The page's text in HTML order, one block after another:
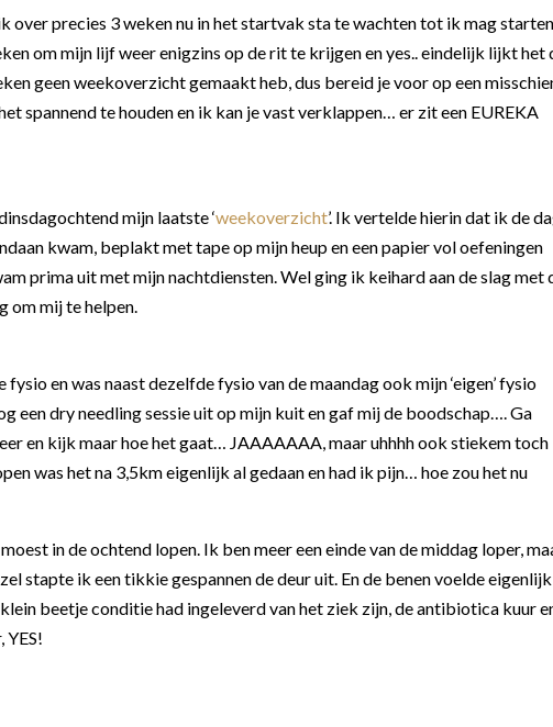
precies 3 weken nu in het startvak sta te wachten tot ik mag
om mijn lijf weer enigzins op de rit te krijgen en yes.. eindelijk lijkt het
geen weekoverzicht gemaakt heb, dus bereid je voor op een
spannend te houden en ik kan je vast verklappen… er zit een EUREKA
mijn laatste ‘weekoverzicht’. Ik vertelde hierin dat ik de
kwam, beplakt met tape op mijn heup en een papier vol oefeningen
prima uit met mijn nachtdiensten. Wel ging ik keihard aan de slag met
om mij te helpen.
en was naast dezelfde fysio van de maandag ook mijn ‘eigen’ fysio
een dry needling sessie uit op mijn kuit en gaf mij de boodschap…. Ga
en kijk maar hoe het gaat… JAAAAAAA, maar uhhhh ook stiekem toch
was het na 3,5km eigenlijk al gedaan en had ik pijn… hoe zou het nu
in de ochtend lopen. Ik ben meer een einde van de middag loper,
stapte ik een tikkie gespannen de deur uit. En de benen voelde eigenlijk
beetje conditie had ingeleverd van het ziek zijn, de antibiotica kuur